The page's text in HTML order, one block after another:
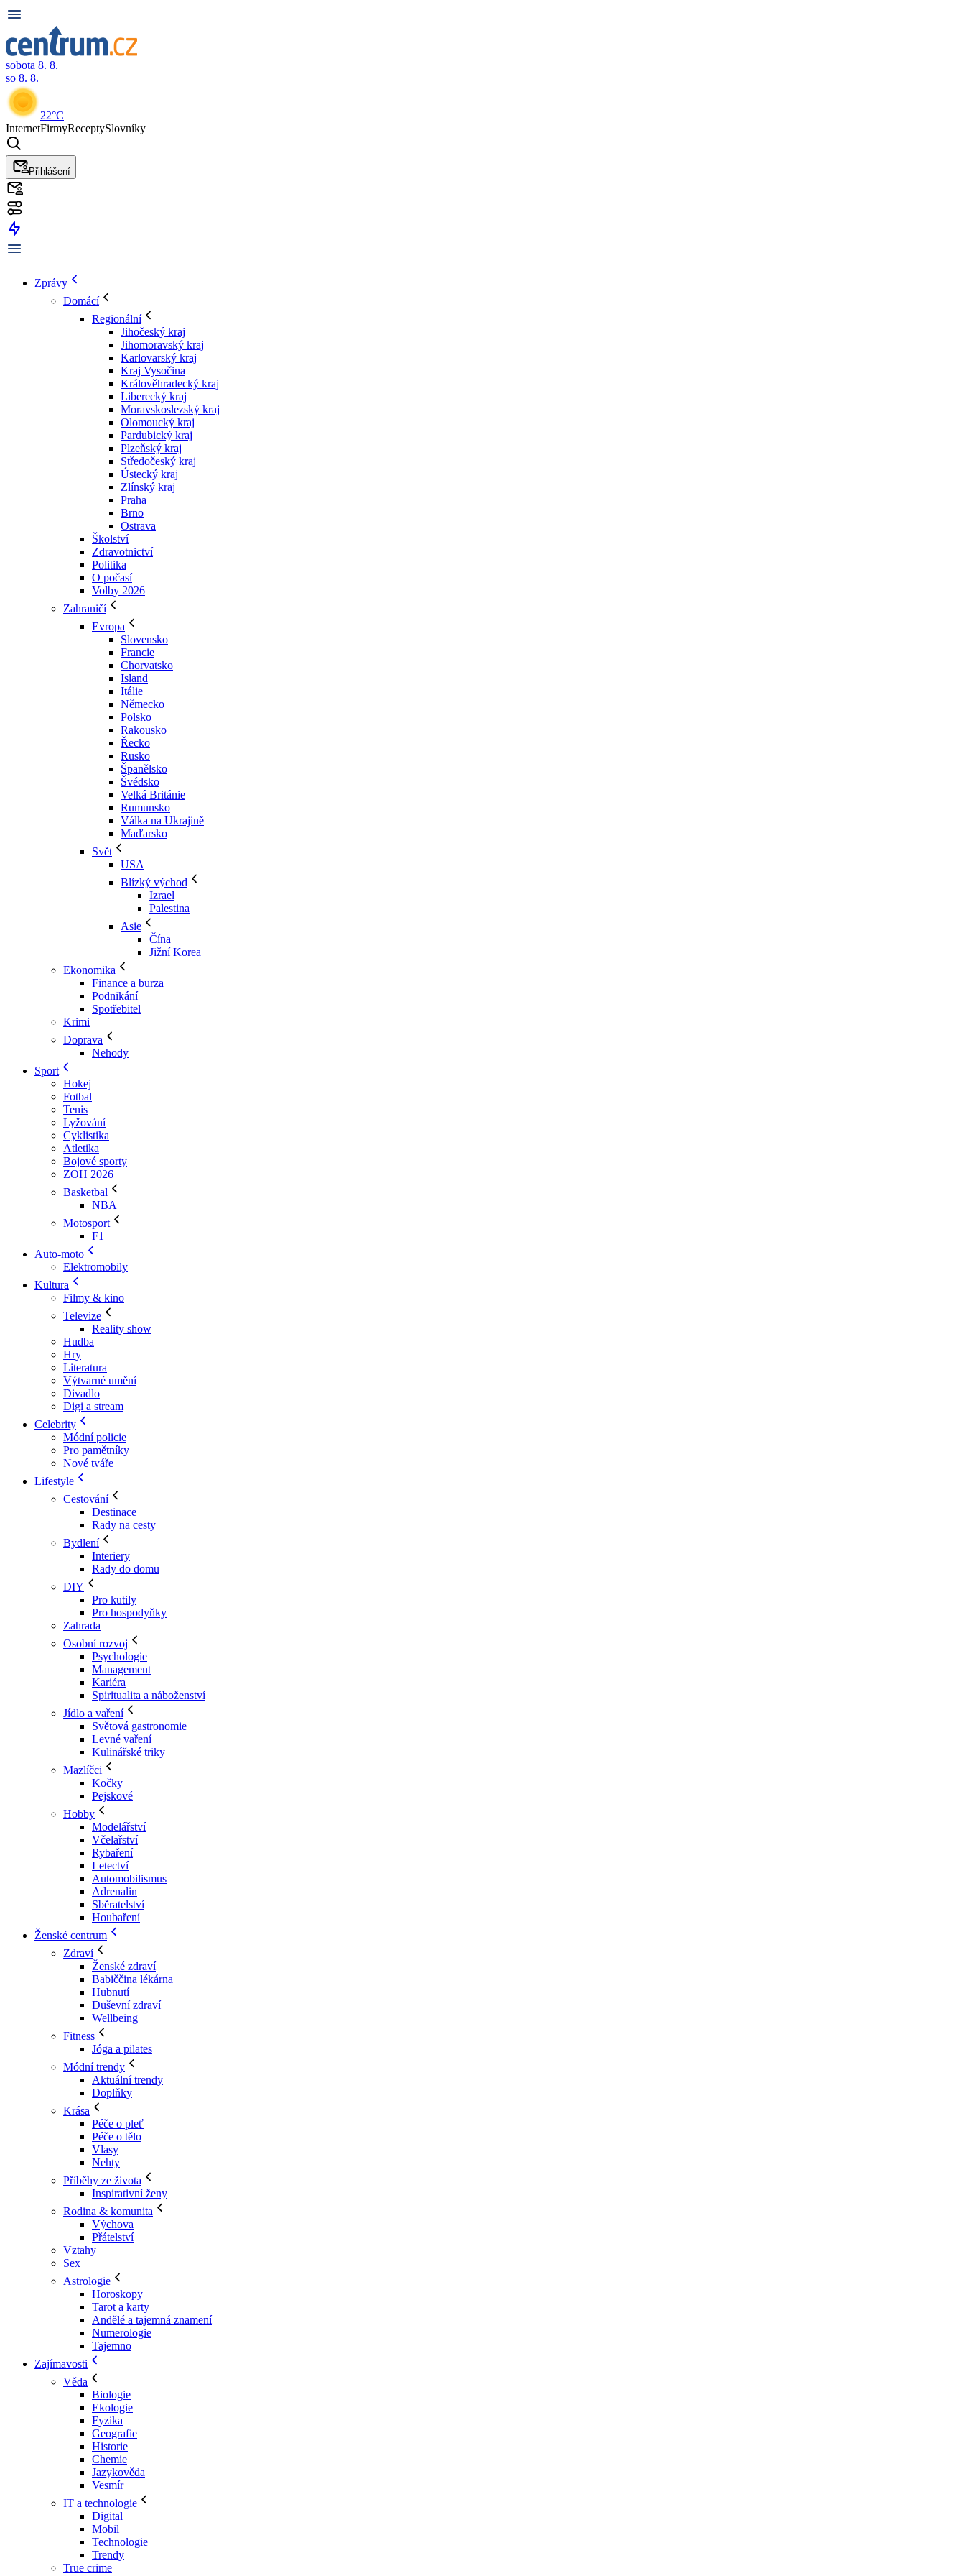
sobota 8. 8.
so 8. 8.
22°C
InternetFirmyReceptySlovníky
Přihlášení
Zprávy
Domácí
Regionální
Jihočeský kraj
Jihomoravský kraj
Karlovarský kraj
Kraj Vysočina
Králověhradecký kraj
Liberecký kraj
Moravskoslezský kraj
Olomoucký kraj
Pardubický kraj
Plzeňský kraj
Středočeský kraj
Ústecký kraj
Zlínský kraj
Praha
Brno
Ostrava
Školství
Zdravotnictví
Politika
O počasí
Volby 2026
Zahraničí
Evropa
Slovensko
Francie
Chorvatsko
Island
Itálie
Německo
Polsko
Rakousko
Řecko
Rusko
Španělsko
Švédsko
Velká Británie
Rumunsko
Válka na Ukrajině
Maďarsko
Svět
USA
Blízký východ
Izrael
Palestina
Asie
Čína
Jižní Korea
Ekonomika
Finance a burza
Podnikání
Spotřebitel
Krimi
Doprava
Nehody
Sport
Hokej
Fotbal
Tenis
Lyžování
Cyklistika
Atletika
Bojové sporty
ZOH 2026
Basketbal
NBA
Motosport
F1
Auto-moto
Elektromobily
Kultura
Filmy & kino
Televize
Reality show
Hudba
Hry
Literatura
Výtvarné umění
Divadlo
Digi a stream
Celebrity
Módní policie
Pro pamětníky
Nové tváře
Lifestyle
Cestování
Destinace
Rady na cesty
Bydlení
Interiery
Rady do domu
DIY
Pro kutily
Pro hospodyňky
Zahrada
Osobní rozvoj
Psychologie
Management
Kariéra
Spiritualita a náboženství
Jídlo a vaření
Světová gastronomie
Levné vaření
Kulinářské triky
Mazlíčci
Kočky
Pejskové
Hobby
Modelářství
Včelařství
Rybaření
Letectví
Automobilismus
Adrenalin
Sběratelství
Houbaření
Ženské centrum
Zdraví
Ženské zdraví
Babiččina lékárna
Hubnutí
Duševní zdraví
Wellbeing
Fitness
Jóga a pilates
Módní trendy
Aktuální trendy
Doplňky
Krása
Péče o pleť
Péče o tělo
Vlasy
Nehty
Příběhy ze života
Inspirativní ženy
Rodina & komunita
Výchova
Přátelství
Vztahy
Sex
Astrologie
Horoskopy
Tarot a karty
Andělé a tajemná znamení
Numerologie
Tajemno
Zajímavosti
Věda
Biologie
Ekologie
Fyzika
Geografie
Historie
Chemie
Jazykověda
Vesmír
IT a technologie
Digital
Mobil
Technologie
Trendy
True crime